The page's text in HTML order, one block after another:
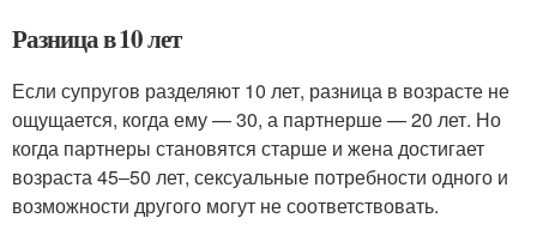
Разница в 10 лет
Если супругов разделяют 10 лет, разница в возрасте не
ощущается, когда ему — 30, а партнерше — 20 лет. Но
когда партнеры становятся старше и жена достигает
возраста 45‒50 лет, сексуальные потребности одного и
возможности другого могут не соответствовать.